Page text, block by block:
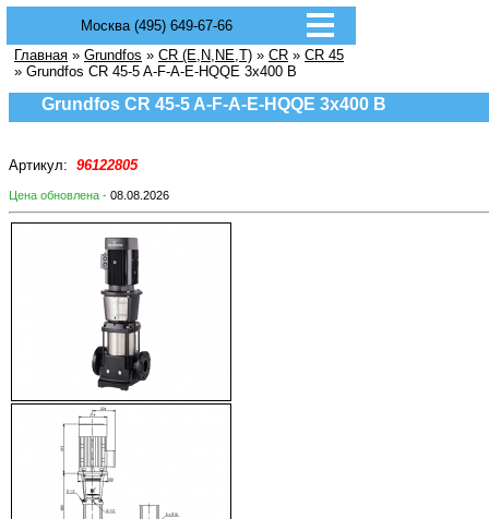
Москва (495) 649-67-66
Главная » Grundfos » CR (E,N,NE,T) » CR » CR 45
» Grundfos CR 45-5 A-F-A-E-HQQE 3х400 В
Grundfos CR 45-5 A-F-A-E-HQQE 3х400 В
Артикул: 96122805
Цена обновлена - 08.08.2026